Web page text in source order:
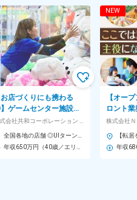
田3-1-50
山田」駅より徒歩7分
あり
実働8時間／休憩60分）
お店づくりにも携わる
ゲームセンター施設で
客・店舗内の巡回、景
の発注など
NEW
【オー
ロント
画、業務
ル運営